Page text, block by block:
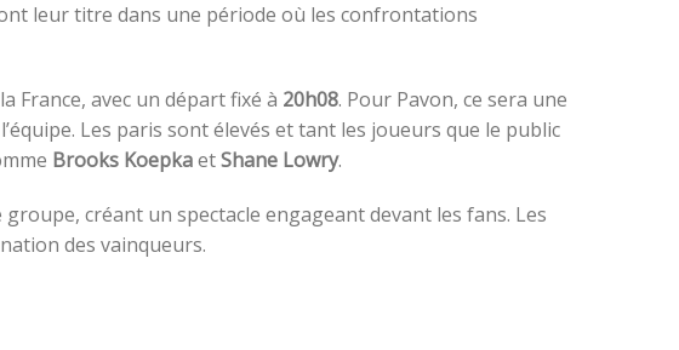
leur titre dans une période où les confrontations
France, avec un départ fixé à 20h08. Pour Pavon, ce sera une
Les paris sont élevés et tant les joueurs que le public
Brooks KoepkaetShane Lowry.
créant un spectacle engageant devant les fans. Les
des vainqueurs.